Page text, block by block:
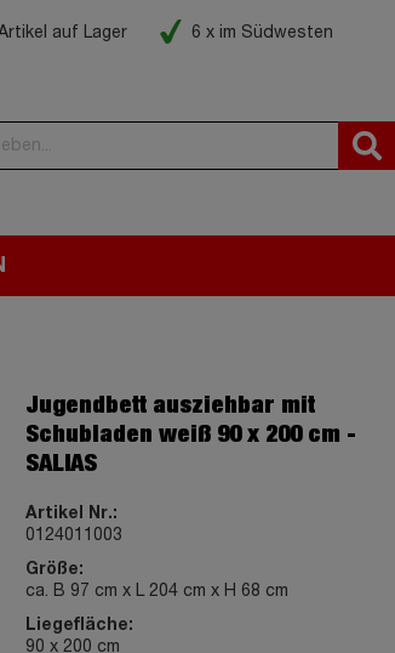
auf Lager 6 x im Südwesten
Jugendbett ausziehbar mit
Schubladen weiß 90 x 200 cm -
SALIAS
Artikel Nr.:
0124011003
Größe:
ca. B 97 cm x L 204 cm x H 68 cm
Liegefläche:
90 x 200 cm